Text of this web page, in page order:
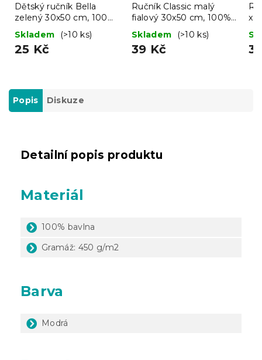
Dětský ručník Bella
zelený 30x50 cm, 100%
bavlna
Skladem (>10 ks)
25 Kč
Ručník Classic malý
fialový 30x50 cm, 100%
bavlna
Skladem (>10 ks)
39 Kč
x
Popis Diskuze
Detailní popis produktu
Materiál
100% bavlna
Gramáž: 450 g/m2
Barva
Modrá